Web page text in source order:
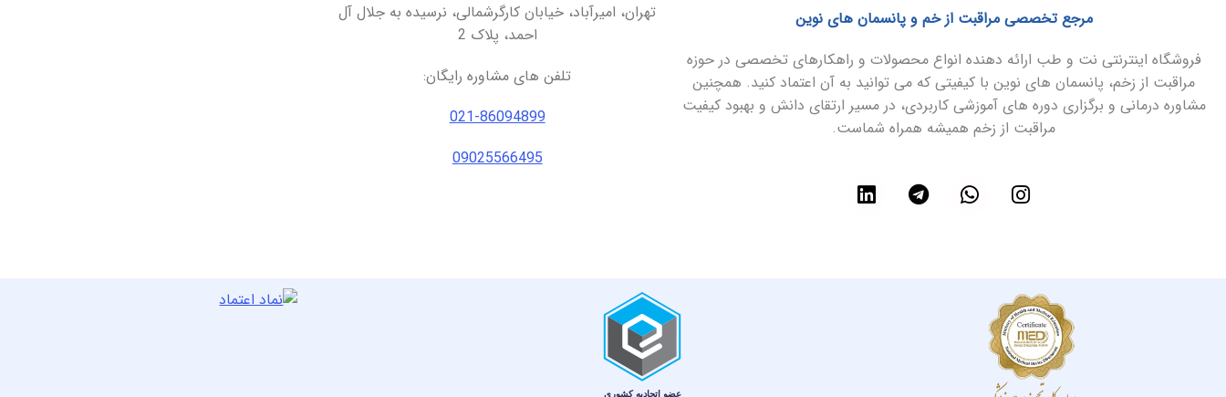
مرجع تخصصی مراقبت از خم و پانسمان های نوین
فروشگاه اینترنتی نت و طب ارائه دهنده انواع محصولات و راهکارهای تخصصی در حوزه
مراقبت از زخم، پانسمان های نوین با کیفیتی که می توانید به آن اعتماد کنید. همچنین
مشاوره درمانی و برگزاری دوره های آموزشی کاربردی، در مسیر ارتقای دانش و بهبود کیفیت
مراقبت از زخم همیشه همراه شماست.
تهران، امیرآباد، خیابان کارگرشمالی، نرسیده به جلال آل
احمد، پلاک 2
تلفن های مشاوره رایگان:
021-86094899
09025566495